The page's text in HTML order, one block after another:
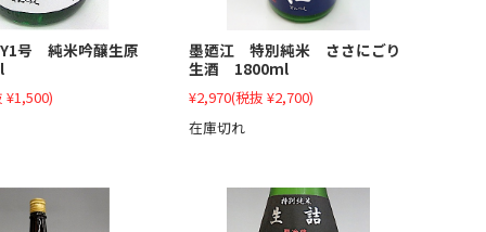
号 純米吟醸生原
¥1,500)
墨廼江 特別純米 ささにごり
生酒 1800ml
¥2,970(税抜 ¥2,700)
在庫切れ